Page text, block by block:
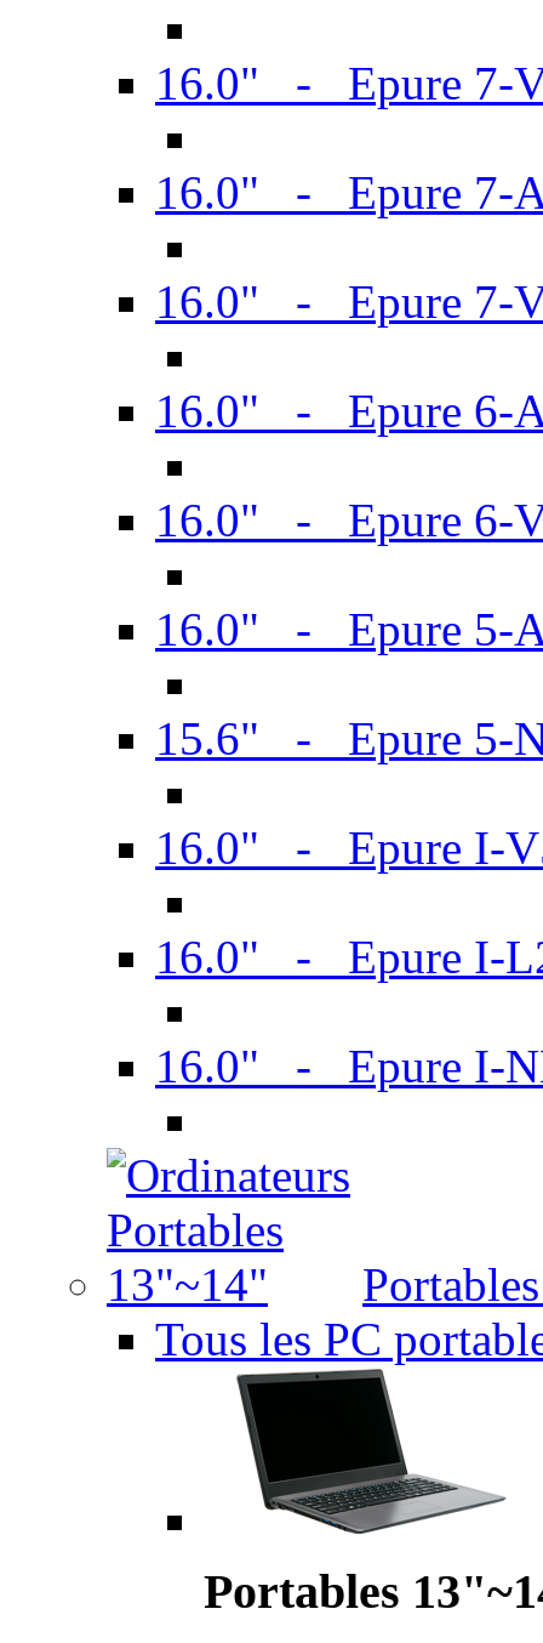
16.0" - Epure 7-
16.0" - Epure 7-
16.0" - Epure 7-
16.0" - Epure 6-
16.0" - Epure 6-
16.0" - Epure 5-
15.6" - Epure 5-
16.0" - Epure I-
16.0" - Epure I-
16.0" - Epure I-
Tous les PC
Portables